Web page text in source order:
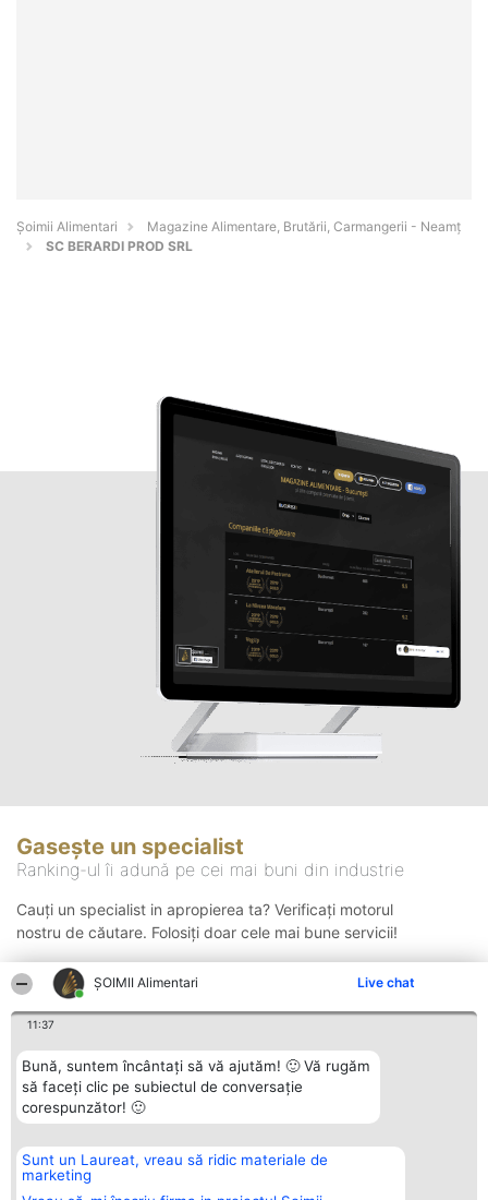
ŞOIMII Alimentari Live chat
11:37
Bună, suntem încântați să vă ajutăm! 🙂 Vă rugăm
să faceți clic pe subiectul de conversație
corespunzător! 🙂
Sunt un Laureat, vreau să ridic materiale de
marketing
Şoimii Alimentari
Magazine Alimentare, Brutării, Carmangerii - Neamţ
SC BERARDI PROD SRL
Gasește un specialist
Ranking-ul îi adună pe cei mai buni din industrie
Cauți un specialist in apropierea ta? Verificați motorul
nostru de căutare. Folosiți doar cele mai bune servicii!
Organizator Ranking
BRIGHT SOLUTIONS BR SRL
Aleea Timisul De Sus 2 Bl. A30
Plebiscyt
Lista Tuturor
Contact